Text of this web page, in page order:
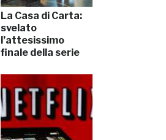
La Casa di Carta:
svelato
l’attesissimo
finale della serie